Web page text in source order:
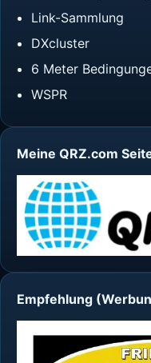
Link-Sammlung
DXcluster
6 Meter
WSPR
Meine QRZ.com
Empfehlung